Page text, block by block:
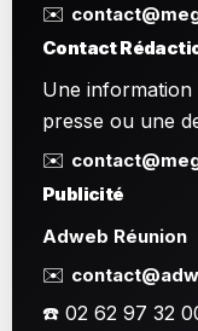
✉️
Contact
Une information
presse ou une
✉️
Publicité
Adweb Réunion
✉️
☎️ 02 62 97 32